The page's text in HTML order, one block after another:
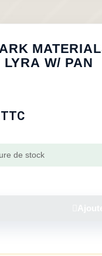
LYRA W/ PAN
TTC
de stock